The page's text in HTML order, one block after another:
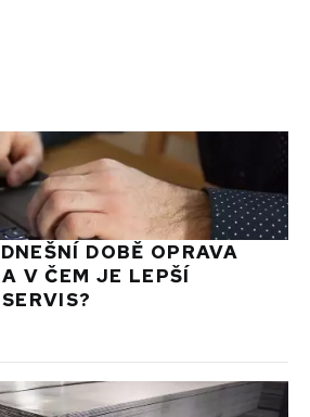
DOBĚ OPRAVA
V ČEM JE LEPŠÍ